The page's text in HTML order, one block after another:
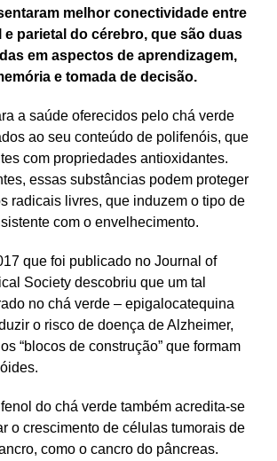
melhor conectividade entre
parietal do cérebro, que são duas
em aspectos de aprendizagem,
e tomada de decisão.
a saúde oferecidos pelo chá verde
ao seu conteúdo de polifenóis, que
com propriedades antioxidantes.
essas substâncias podem proteger
radicais livres, que induzem o tipo de
com o envelhecimento.
que foi publicado no Journal of
Society descobriu que um tal
no chá verde – epigalocatequina
o risco de doença de Alzheimer,
“blocos de construção” que formam
do chá verde também acredita-se
o crescimento de células tumorais de
como o cancro do pâncreas.